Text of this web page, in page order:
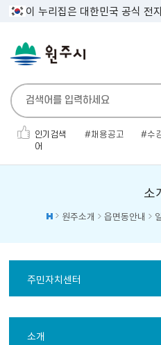
이 누리집은 대한민국 공식 전
인기검색
어
채용공고 수
소
원주소개 읍면동안내
주민자치센터
소개